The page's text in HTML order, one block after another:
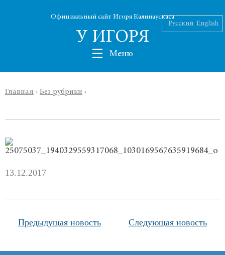
Официальный сайт Игоря Калинаускаса
У ИГОРЯ
Русский English
Меню
Калинаускас
Силин
Новости
Главная › Без рубрики ›
13.12.2017
Предыдущая новость Следующая новость